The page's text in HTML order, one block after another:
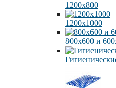
1200х800
1200х1000
800х600 и